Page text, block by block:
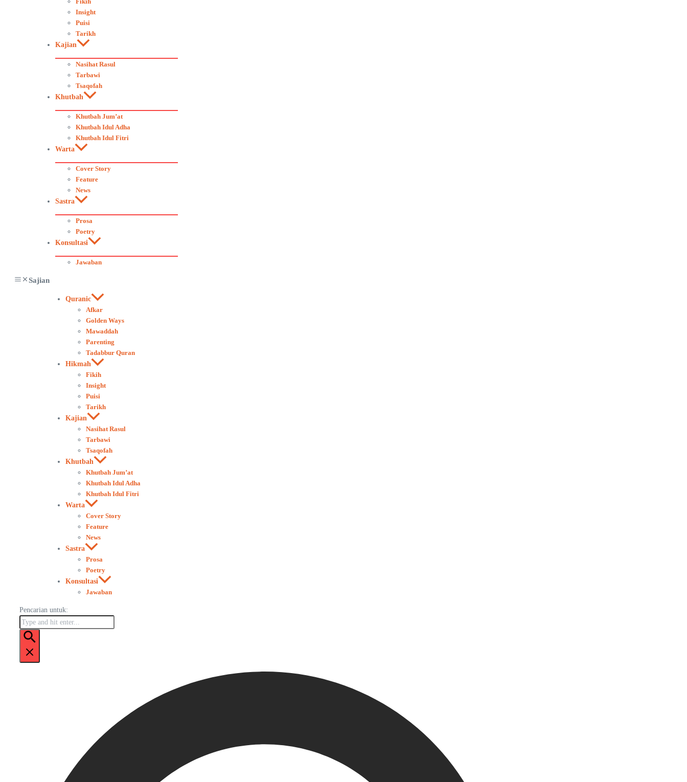
Insight
Puisi
Tarikh
Kajian
Nasihat Rasul
Tarbawi
Tsaqofah
Khutbah
Khutbah Jum’at
Khutbah Idul Adha
Khutbah Idul Fitri
Warta
Cover Story
Feature
News
Sastra
Prosa
Poetry
Konsultasi
Jawaban
Sajian
Quranic
Afkar
Golden Ways
Mawaddah
Parenting
Tadabbur Quran
Hikmah
Fikih
Insight
Puisi
Tarikh
Kajian
Nasihat Rasul
Tarbawi
Tsaqofah
Khutbah
Khutbah Jum’at
Khutbah Idul Adha
Khutbah Idul Fitri
Warta
Cover Story
Feature
News
Sastra
Prosa
Poetry
Konsultasi
Jawaban
Pencarian untuk: